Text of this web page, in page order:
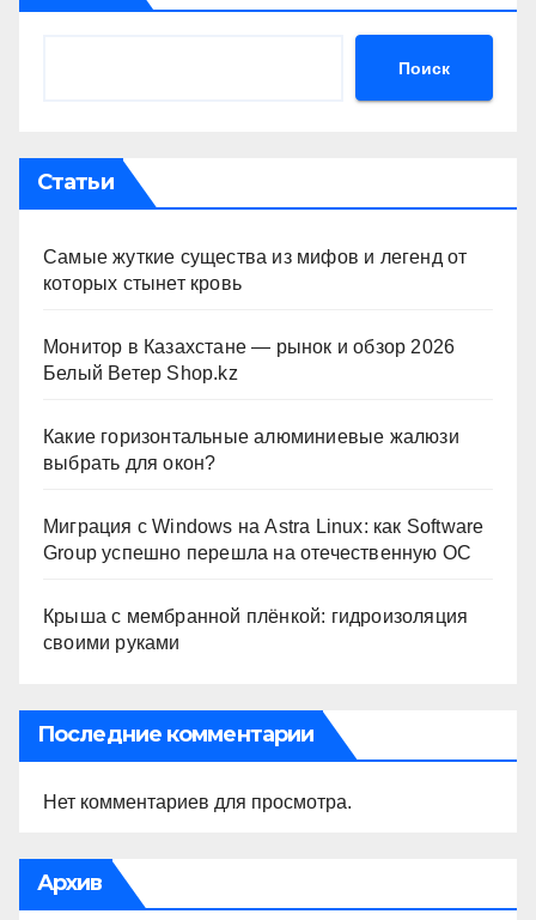
Поиск
Статьи
Самые жуткие существа из мифов и легенд от
которых стынет кровь
Монитор в Казахстане — рынок и обзор 2026
Белый Ветер Shop.kz
Какие горизонтальные алюминиевые жалюзи
выбрать для окон?
Миграция с Windows на Astra Linux: как Software
Group успешно перешла на отечественную ОС
Крыша с мембранной плёнкой: гидроизоляция
своими руками
Последние комментарии
Нет комментариев для просмотра.
Архив